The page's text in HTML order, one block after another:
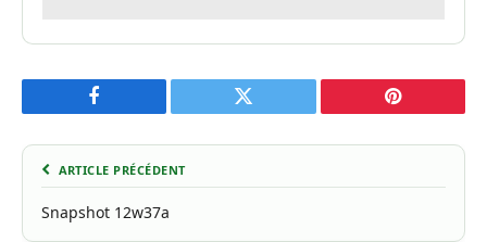
Facebook Twitter Pinterest
ARTICLE PRÉCÉDENT
Snapshot 12w37a